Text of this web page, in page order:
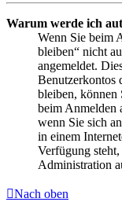
Warum werde ich
Wenn Sie beim
bleiben“ nicht
angemeldet.
Benutzerkontos
bleiben, können
beim Anmelden
wenn Sie sich
in einem
Verfügung
Administration
Nach oben